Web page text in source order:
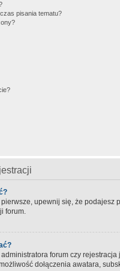
pisania tematu?
upewnij się, że podajesz
forum.
forum czy
dołączenia awatara,